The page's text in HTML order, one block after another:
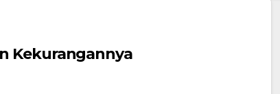
Kekurangannya